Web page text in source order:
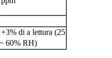
di a lettura (25
60% RH)